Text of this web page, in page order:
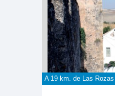
A 19 km. de Las Rozas